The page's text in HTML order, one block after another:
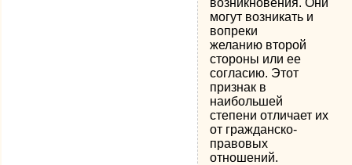
возникновения. Они
могут возникать и
вопреки
желанию второй
стороны или ее
согласию. Этот
признак в
наибольшей
степени отличает их
от гражданско-
правовых
отношений.